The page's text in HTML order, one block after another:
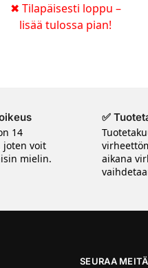
✖ Tilapäisesti loppu –
lisää tulossa pian!
14
joten voit
mielin.
✅
aikana
SEURAA MEITÄ